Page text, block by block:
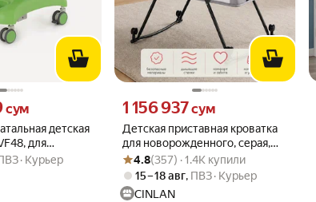
детская
для
вместо
сум
Курьер
Детская приставная кроватка
для новорожденного, серая,
CINLANKIDS
Цена 1156937 сум вместо
1 156 937сум
Рейтинг товара: 4.8 из 5
Оценок: (357) · 1.4K купили
4.8(357) · 1.4K купили
15 – 18 авг, ПВЗ Курьер
CINLAN